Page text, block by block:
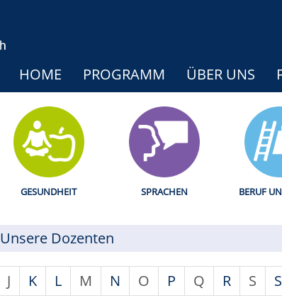
HOME PROGRAMM ÜBER UNS
GESUNDHEIT SPRACHEN BERUF
Unsere Dozenten
J K L M N O P Q R S